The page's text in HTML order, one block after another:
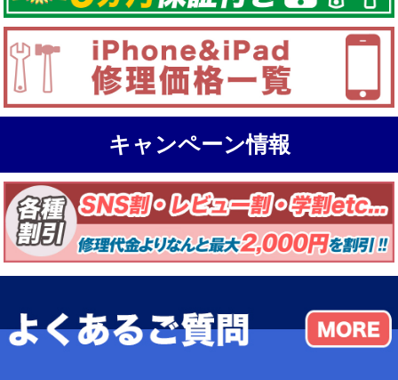
キャンペーン情報